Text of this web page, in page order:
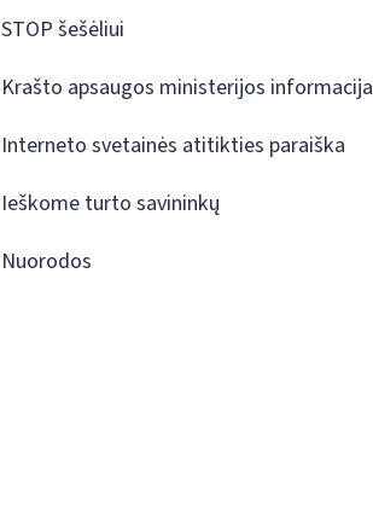
STOP šešėliui
Krašto apsaugos ministerijos informacija
Interneto svetainės atitikties paraiška
Ieškome turto savininkų
Nuorodos